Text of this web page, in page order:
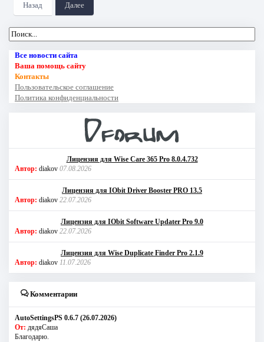
Назад Далее
Все новости сайта
Ваша помощь сайту
Контакты
Пользовательское соглашение
Политика конфиденциальности
Лицензия для Wise Care 365 Pro 8.0.4.732
Автор: diakov 07.08.2026
Лицензия для IObit Driver Booster PRO 13.5
Автор: diakov 22.07.2026
Лицензия для IObit Software Updater Pro 9.0
Автор: diakov 22.07.2026
Лицензия для Wise Duplicate Finder Pro 2.1.9
Автор: diakov 11.07.2026
Комментарии
AutoSettingsPS 0.6.7 (26.07.2026)
От: дядяСаша
Благодарю.